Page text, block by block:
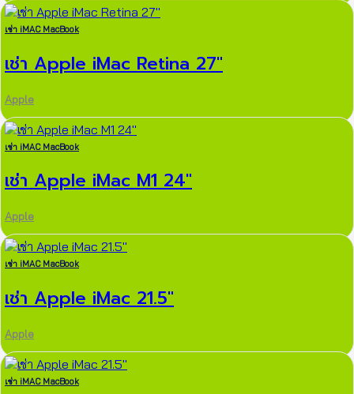
เช่า iMAC MacBook
เช่า Apple iMac Retina 27″
Apple
เช่า iMAC MacBook
เช่า Apple iMac M1 24″
Apple
เช่า iMAC MacBook
เช่า Apple iMac 21.5″
Apple
เช่า iMAC MacBook